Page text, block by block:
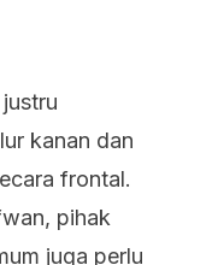
kanan dan
frontal.
pihak
juga perlu